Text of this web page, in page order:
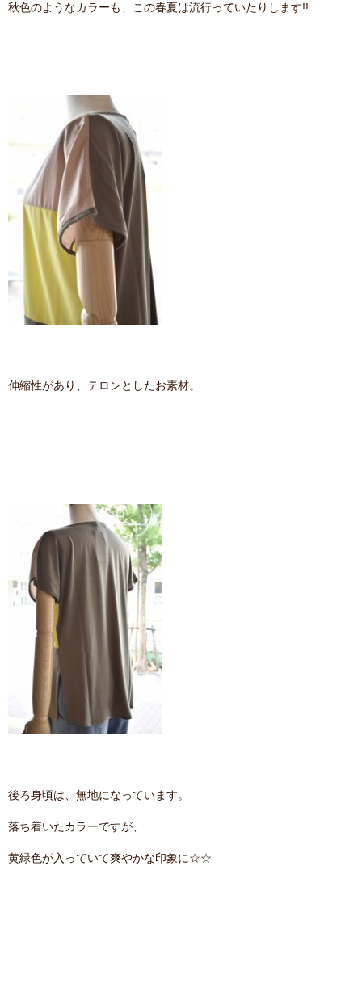
秋色のようなカラーも、この春夏は流行っていたりします!!
伸縮性があり、テロンとしたお素材。
後ろ身頃は、無地になっています。
落ち着いたカラーですが、
黄緑色が入っていて爽やかな印象に☆☆